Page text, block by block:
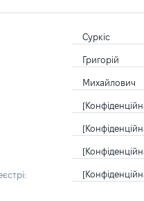
Суркіс
Григорій
Михайлович